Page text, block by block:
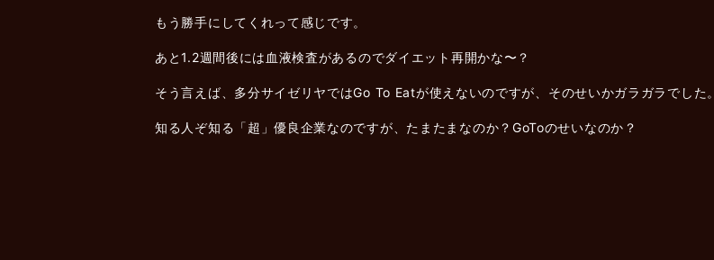
もう勝手にしてくれって感じです。
あと1.2週間後には血液検査があるのでダイエット再開かな〜？
そう言えば、多分サイゼリヤではGo To Eatが使えないのですが、そのせいかガラガラでした。
知る人ぞ知る「超」優良企業なのですが、たまたまなのか？GoToのせいなのか？